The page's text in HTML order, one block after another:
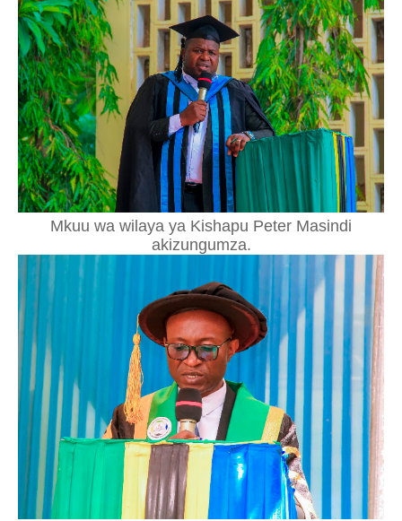
Mkuu wa wilaya ya Kishapu Peter Masindi
akizungumza.